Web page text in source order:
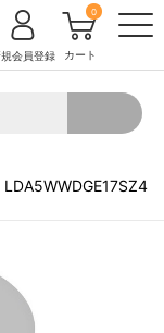
会員登録 カート
0